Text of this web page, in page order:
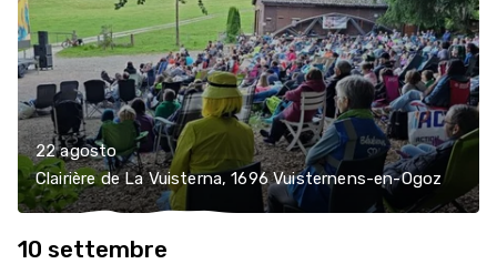
22 agosto
Clairière de La Vuisterna, 1696 Vuisternens-en-Ogoz
10 settembre